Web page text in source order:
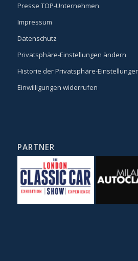
Presse TOP-Unternehmen
Impressum
Datenschutz
Privatsphäre-Einstellungen ändern
Historie der Privatsphäre-
Einwilligungen widerrufen
PARTNER